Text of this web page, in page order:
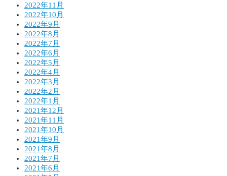
2022年11月
2022年10月
2022年9月
2022年8月
2022年7月
2022年6月
2022年5月
2022年4月
2022年3月
2022年2月
2022年1月
2021年12月
2021年11月
2021年10月
2021年9月
2021年8月
2021年7月
2021年6月